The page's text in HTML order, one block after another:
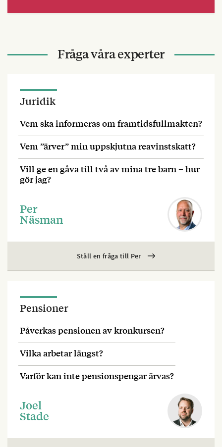
Fråga våra experter
Juridik
Vem ska informeras om framtidsfullmakten?
Vem ”ärver” min uppskjutna reavinstskatt?
Vill ge en gåva till två av mina tre barn – hur
gör jag?
Per
Näsman
Ställ en fråga till Per
Pensioner
Påverkas pensionen av kronkursen?
Vilka arbetar längst?
Varför kan inte pensionspengar ärvas?
Joel
Stade